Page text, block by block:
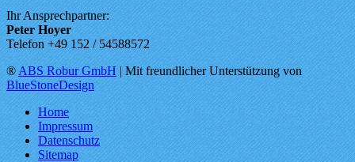
Ihr Ansprechpartner:
Peter Hoyer
Telefon +49 152 / 54588572
®ABS Robur GmbH| Mit freundlicher Unterstützung von
BlueStoneDesign
Home
Impressum
Datenschutz
Sitemap